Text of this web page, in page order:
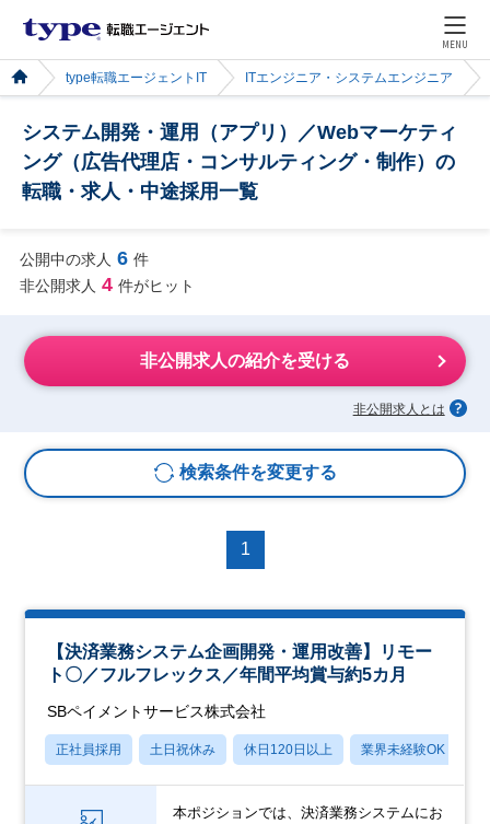
MENU
type転職エージェントIT ITエンジニア・システムエンジニア
システム開発・運用（アプリ）／Webマーケティ
ング（広告代理店・コンサルティング・制作）の
転職・求人・中途採用一覧
公開中の求人 6 件
非公開求人 4 件がヒット
非公開求人の紹介を受ける
非公開求人とは
検索条件を変更する
1
【決済業務システム企画開発・運用改善】リモー
ト〇／フルフレックス／年間平均賞与約5カ月
SBペイメントサービス株式会社
正社員採用 土日祝休み 休日120日以上 業界未経験OK
本ポジションでは、決済業務システムにお